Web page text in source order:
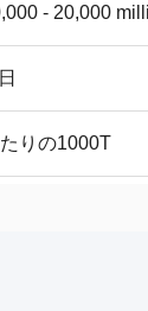
- 20,000
りの1000T